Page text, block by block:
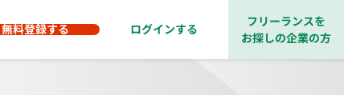
無料登録する ログインする
フリーランスを
お探しの企業の方